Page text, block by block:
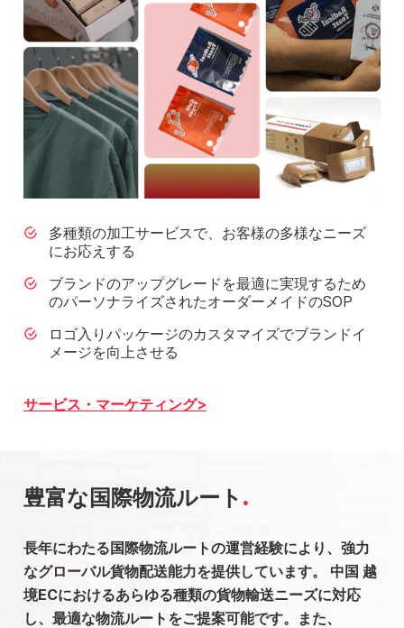
多種類の加工サービスで、お客様の多様なニーズ
にお応えする
ブランドのアップグレードを最適に実現するため
のパーソナライズされたオーダーメイドのSOP
ロゴ入りパッケージのカスタマイズでブランドイ
メージを向上させる
サービス・マーケティング
豊富な国際物流ルート
長年にわたる国際物流ルートの運営経験により、強力
なグローバル貨物配送能力を提供しています。 中国 越
境ECにおけるあらゆる種類の貨物輸送ニーズに対応
し、最適な物流ルートをご提案可能です。また、